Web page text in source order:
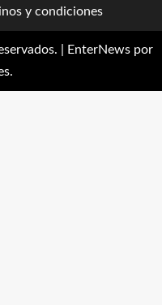
y condiciones
EnterNews por